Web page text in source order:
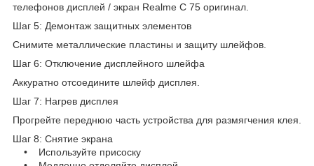
телефонов дисплей / экран Realme C 75 оригинал.
Шаг 5: Демонтаж защитных элементов
Снимите металлические пластины и защиту шлейфов.
Шаг 6: Отключение дисплейного шлейфа
Аккуратно отсоедините шлейф дисплея.
Шаг 7: Нагрев дисплея
Прогрейте переднюю часть устройства для размягчения клея.
Шаг 8: Снятие экрана
• Используйте присоску